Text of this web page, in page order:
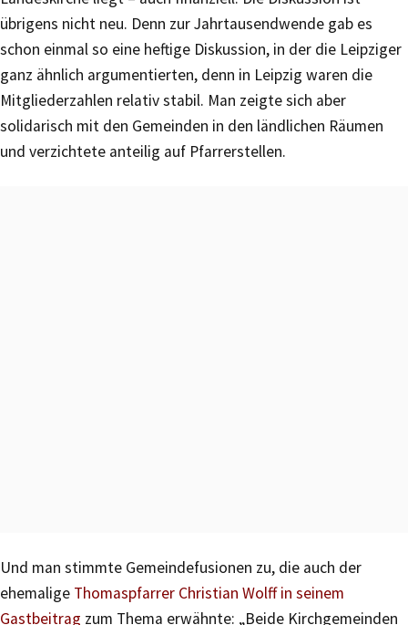
übrigens nicht neu. Denn zur Jahrtausendwende gab es
schon einmal so eine heftige Diskussion, in der die Leipziger
ganz ähnlich argumentierten, denn in Leipzig waren die
Mitgliederzahlen relativ stabil. Man zeigte sich aber
solidarisch mit den Gemeinden in den ländlichen Räumen
und verzichtete anteilig auf Pfarrerstellen.
Und man stimmte Gemeindefusionen zu, die auch der
ehemalige Thomaspfarrer Christian Wolff in seinem
Gastbeitrag zum Thema erwähnte: „Beide Kirchgemeinden